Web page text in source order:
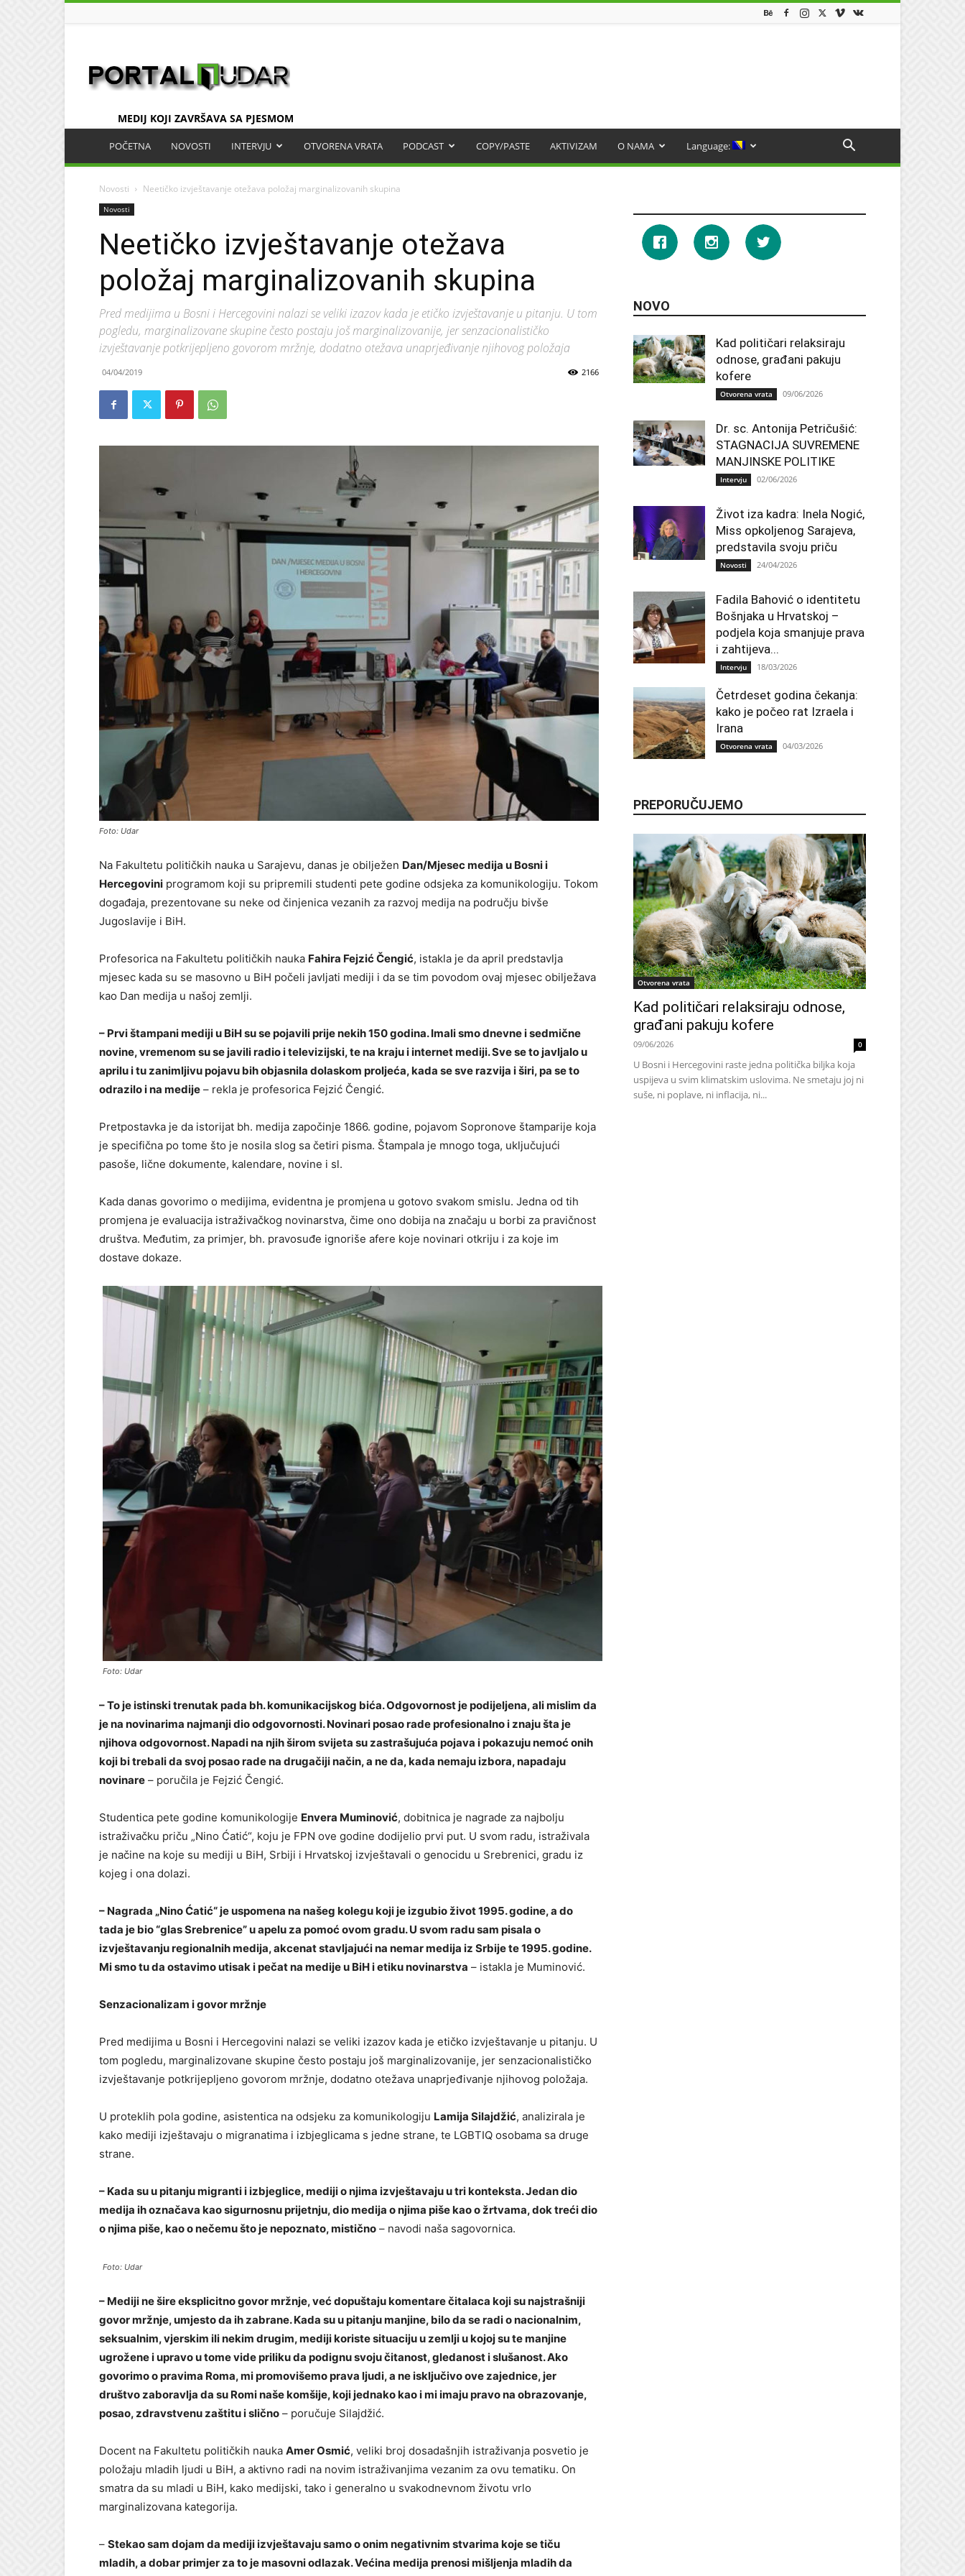
MEDIJ KOJI ZAVRŠAVA SA PJESMOM
POČETNA NOVOSTI INTERVJU OTVORENA VRATA PODCAST COPY/PASTE AKTIVIZAM O NAMA Language:
Novosti Neetičko izvještavanje otežava položaj marginalizovanih skupina
Novosti
Neetičko izvještavanje otežava
položaj marginalizovanih skupina
Pred medijima u Bosni i Hercegovini nalazi se veliki izazov kada je etičko izvještavanje u pitanju. U tom
pogledu, marginalizovane skupine često postaju još marginalizovanije, jer senzacionalističko
izvještavanje potkrijepljeno govorom mržnje, dodatno otežava unaprjeđivanje njihovog položaja
04/04/2019 2166
Foto: Udar
Na Fakultetu političkih nauka u Sarajevu, danas je obilježen Dan/Mjesec medija u Bosni i
Hercegovini programom koji su pripremili studenti pete godine odsjeka za komunikologiju. Tokom
događaja, prezentovane su neke od činjenica vezanih za razvoj medija na području bivše
Jugoslavije i BiH.
Profesorica na Fakultetu političkih nauka Fahira Fejzić Čengić, istakla je da april predstavlja
mjesec kada su se masovno u BiH počeli javljati mediji i da se tim povodom ovaj mjesec obilježava
kao Dan medija u našoj zemlji.
– Prvi štampani mediji u BiH su se pojavili prije nekih 150 godina. Imali smo dnevne i sedmične
novine, vremenom su se javili radio i televizijski, te na kraju i internet mediji. Sve se to javljalo u
aprilu i tu zanimljivu pojavu bih objasnila dolaskom proljeća, kada se sve razvija i širi, pa se to
odrazilo i na medije – rekla je profesorica Fejzić Čengić.
Pretpostavka je da istorijat bh. medija započinje 1866. godine, pojavom Sopronove štamparije koja
je specifična po tome što je nosila slog sa četiri pisma. Štampala je mnogo toga, uključujući
pasoše, lične dokumente, kalendare, novine i sl.
Kada danas govorimo o medijima, evidentna je promjena u gotovo svakom smislu. Jedna od tih
promjena je evaluacija istraživačkog novinarstva, čime ono dobija na značaju u borbi za pravičnost
društva. Međutim, za primjer, bh. pravosuđe ignoriše afere koje novinari otkriju i za koje im
dostave dokaze.
Foto: Udar
– To je istinski trenutak pada bh. komunikacijskog bića. Odgovornost je podijeljena, ali mislim da
je na novinarima najmanji dio odgovornosti. Novinari posao rade profesionalno i znaju šta je
njihova odgovornost. Napadi na njih širom svijeta su zastrašujuća pojava i pokazuju nemoć onih
koji bi trebali da svoj posao rade na drugačiji način, a ne da, kada nemaju izbora, napadaju
novinare – poručila je Fejzić Čengić.
Studentica pete godine komunikologije Envera Muminović, dobitnica je nagrade za najbolju
istraživačku priču „Nino Ćatić“, koju je FPN ove godine dodijelio prvi put. U svom radu, istraživala
je načine na koje su mediji u BiH, Srbiji i Hrvatskoj izvještavali o genocidu u Srebrenici, gradu iz
kojeg i ona dolazi.
– Nagrada „Nino Ćatić“ je uspomena na našeg kolegu koji je izgubio život 1995. godine, a do
tada je bio “glas Srebrenice” u apelu za pomoć ovom gradu. U svom radu sam pisala o
izvještavanju regionalnih medija, akcenat stavljajući na nemar medija iz Srbije te 1995. godine.
Mi smo tu da ostavimo utisak i pečat na medije u BiH i etiku novinarstva – istakla je Muminović.
Senzacionalizam i govor mržnje
Pred medijima u Bosni i Hercegovini nalazi se veliki izazov kada je etičko izvještavanje u pitanju. U
tom pogledu, marginalizovane skupine često postaju još marginalizovanije, jer senzacionalističko
izvještavanje potkrijepljeno govorom mržnje, dodatno otežava unaprjeđivanje njihovog položaja.
U proteklih pola godine, asistentica na odsjeku za komunikologiju Lamija Silajdžić, analizirala je
kako mediji izještavaju o migranatima i izbjeglicama s jedne strane, te LGBTIQ osobama sa druge
strane.
– Kada su u pitanju migranti i izbjeglice, mediji o njima izvještavaju u tri konteksta. Jedan dio
medija ih označava kao sigurnosnu prijetnju, dio medija o njima piše kao o žrtvama, dok treći dio
o njima piše, kao o nečemu što je nepoznato, mistično – navodi naša sagovornica.
Foto: Udar
– Mediji ne šire eksplicitno govor mržnje, već dopuštaju komentare čitalaca koji su najstrašniji
govor mržnje, umjesto da ih zabrane. Kada su u pitanju manjine, bilo da se radi o nacionalnim,
seksualnim, vjerskim ili nekim drugim, mediji koriste situaciju u zemlji u kojoj su te manjine
ugrožene i upravo u tome vide priliku da podignu svoju čitanost, gledanost i slušanost. Ako
govorimo o pravima Roma, mi promovišemo prava ljudi, a ne isključivo ove zajednice, jer
društvo zaboravlja da su Romi naše komšije, koji jednako kao i mi imaju pravo na obrazovanje,
posao, zdravstvenu zaštitu i slično – poručuje Silajdžić.
Docent na Fakultetu političkih nauka Amer Osmić, veliki broj dosadašnjih istraživanja posvetio je
položaju mladih ljudi u BiH, a aktivno radi na novim istraživanjima vezanim za ovu tematiku. On
smatra da su mladi u BiH, kako medijski, tako i generalno u svakodnevnom životu vrlo
marginalizovana kategorija.
– Stekao sam dojam da mediji izvještavaju samo o onim negativnim stvarima koje se tiču
mladih, a dobar primjer za to je masovni odlazak. Većina medija prenosi mišljenja mladih da
NOVO
Kad političari relaksiraju
odnose, građani pakuju
kofere
Otvorena vrata 09/06/2026
Dr. sc. Antonija Petričušić:
STAGNACIJA SUVREMENE
MANJINSKE POLITIKE
Intervju 02/06/2026
Život iza kadra: Inela Nogić,
Miss opkoljenog Sarajeva,
predstavila svoju priču
Novosti 24/04/2026
Fadila Bahović o identitetu
Bošnjaka u Hrvatskoj –
podjela koja smanjuje prava
i zahtijeva...
Intervju 18/03/2026
Četrdeset godina čekanja:
kako je počeo rat Izraela i
Irana
Otvorena vrata 04/03/2026
PREPORUČUJEMO
Otvorena vrata
Kad političari relaksiraju odnose,
građani pakuju kofere
09/06/2026 0
U Bosni i Hercegovini raste jedna politička biljka koja
uspijeva u svim klimatskim uslovima. Ne smetaju joj ni
suše, ni poplave, ni inflacija, ni...